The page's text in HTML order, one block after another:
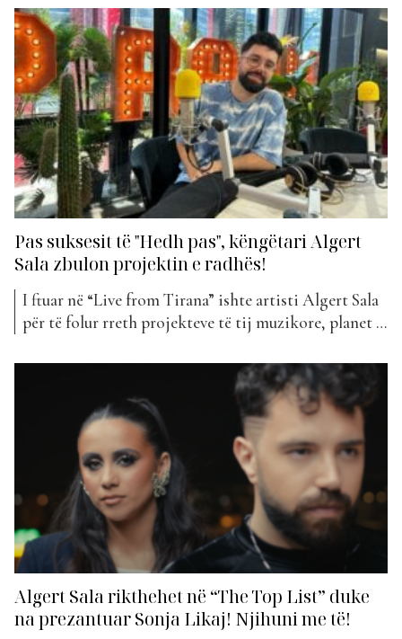
paralajmëruar më herët dhe nuk na gjeti shumë në
befasi. Muajin e kaluar, Algerti teksa ishte i...
Pas suksesit të "Hedh pas", këngëtari Algert
Sala zbulon projektin e radhës!
I ftuar në “Live from Tirana” ishte artisti Algert Sala
për të folur rreth projekteve të tij muzikore, planet e
Kënga e tij, “Hedh pas”, ndodhet momentalisht në
vendin e 76 në “The Top List”. Si lindi kjo këngë?
Algert Sala rikthehet në “The Top List” duke
na prezantuar Sonja Likaj! Njihuni me të!